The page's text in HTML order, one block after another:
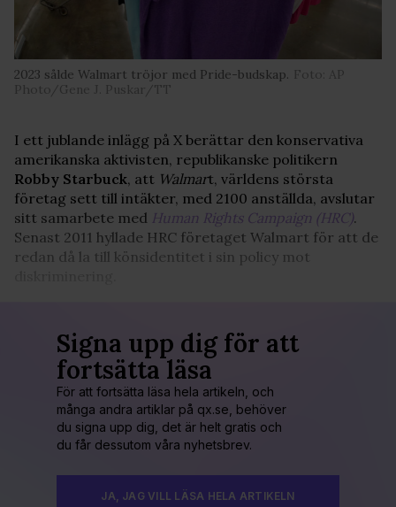
2023 sålde Walmart tröjor med Pride-budskap. Foto: AP
Photo/Gene J. Puskar/TT
I ett jublande inlägg på X berättar den konservativa
amerikanska aktivisten, republikanske politikern
Robby Starbuck, att Walmart, världens största
företag sett till intäkter, med 2100 anställda, avslutar
sitt samarbete med Human Rights Campaign (HRC).
Senast 2011 hyllade HRC företaget Walmart för att de
redan då la till könsidentitet i sin policy mot
Signa upp dig för att
fortsätta läsa
För att fortsätta läsa hela artikeln, och
många andra artiklar på qx.se, behöver
du signa upp dig, det är helt gratis och
du får dessutom våra nyhetsbrev.
JA, JAG VILL LÄSA HELA ARTIKELN